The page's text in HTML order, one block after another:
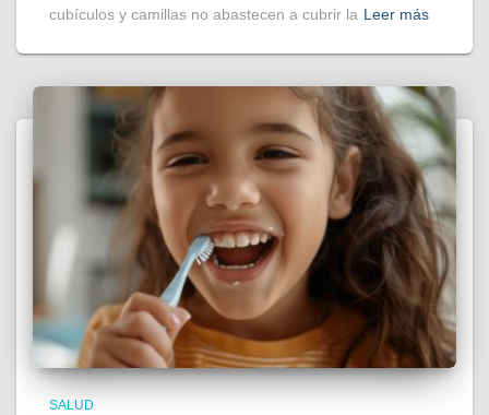
cubículos y camillas no abastecen a cubrir la Leer más
SALUD